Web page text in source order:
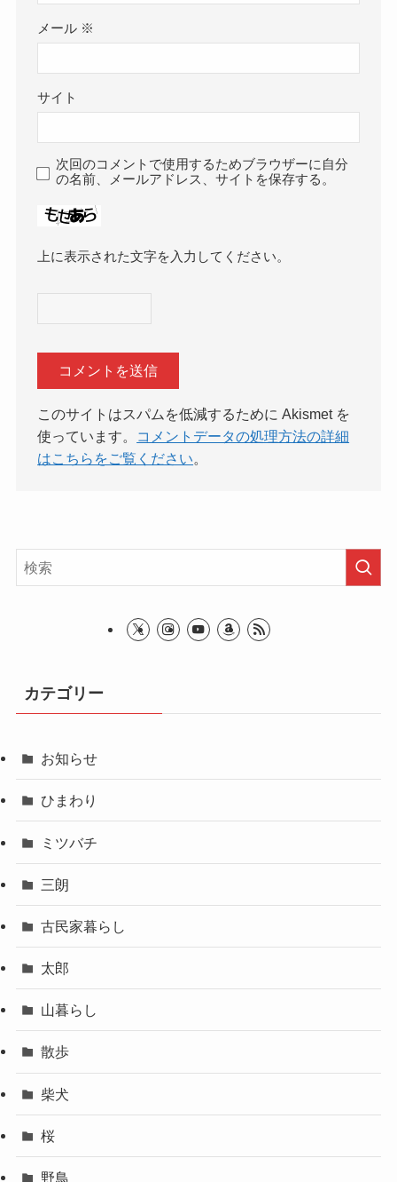
メール ※
サイト
次回のコメントで使用するためブラウザーに自分
の名前、メールアドレス、サイトを保存する。
上に表示された文字を入力してください。
このサイトはスパムを低減するために Akismet を
使っています。
コメントデータの処理方法の詳細
はこちらをご覧ください。
カテゴリー
お知らせ
ひまわり
ミツバチ
三朗
古民家暮らし
太郎
山暮らし
散歩
柴犬
桜
野鳥